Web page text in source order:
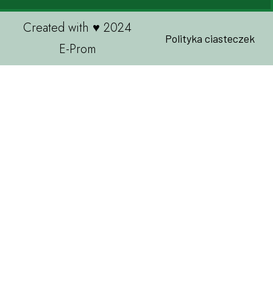
Created with ♥ 2024
E-Prom
Polityka ciasteczek